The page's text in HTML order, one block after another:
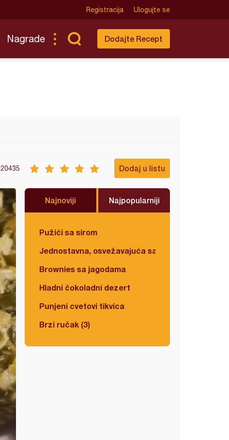
Registracija Ulogujte se
Nagrade Dodajte Recept
20435 Dodaj u listu
Najnoviji Najpopularniji
Pužići sa sirom
Jednostavna, osvežavajuća salata
Brownies sa jagodama
Hladni čokoladni dezert
Punjeni cvetovi tikvica
Brzi ručak (3)